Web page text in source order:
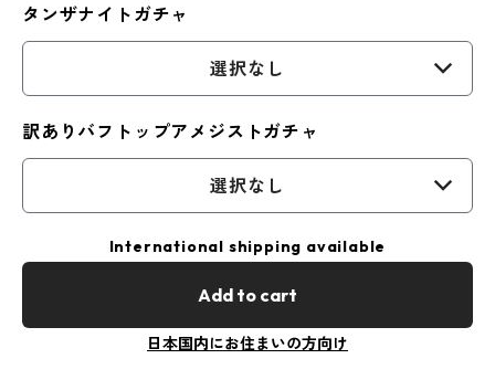
タンザナイトガチャ
選択なし
訳ありバフトップアメジストガチャ
選択なし
International shipping available
Add to cart
日本国内にお住まいの方向け